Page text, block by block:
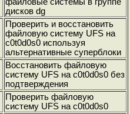
дисков dg
Проверить и восстановить
файловую систему UFS на
c0t0d0s0 используя
альтернативные суперблоки
Восстановить файловую
систему UFS на c0t0d0s0 без
подтверждения
Проверить файловую
систему UFS на c0t0d0s0